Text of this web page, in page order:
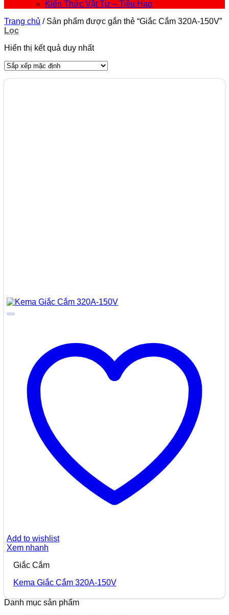
Kiến Thức Vật Tư – Tiêu Hao
Trang chủ /Sản phẩm được gắn thẻ “Giắc Cắm 320A-150V”
Lọc
Hiển thị kết quả duy nhất
Add to wishlist
Xem nhanh
Giắc Cắm
Kema Giắc Cắm 320A-150V
Danh mục sản phẩm